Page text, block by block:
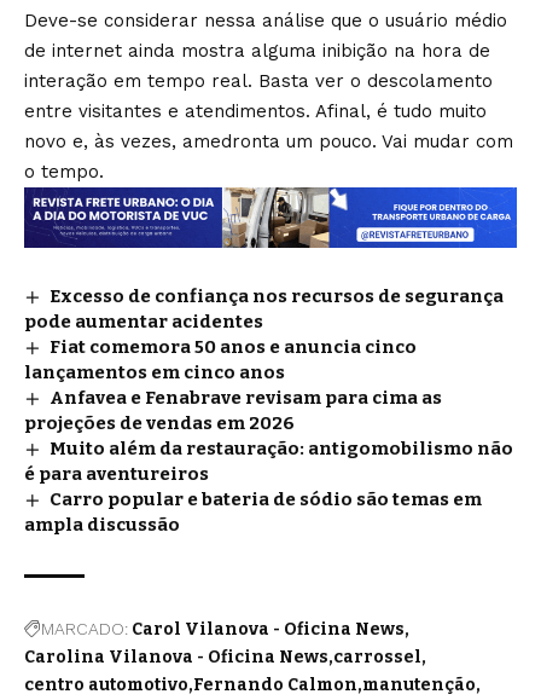
Deve-se considerar nessa análise que o usuário médio
de internet ainda mostra alguma inibição na hora de
interação em tempo real. Basta ver o descolamento
entre visitantes e atendimentos. Afinal, é tudo muito
novo e, às vezes, amedronta um pouco. Vai mudar com
o tempo.
Excesso de confiança nos recursos de segurança
pode aumentar acidentes
Fiat comemora 50 anos e anuncia cinco
lançamentos em cinco anos
Anfavea e Fenabrave revisam para cima as
projeções de vendas em 2026
Muito além da restauração: antigomobilismo não
é para aventureiros
Carro popular e bateria de sódio são temas em
ampla discussão
MARCADO: Carol Vilanova - Oficina News
Carolina Vilanova - Oficina News carrossel
centro automotivo Fernando Calmon manutenção